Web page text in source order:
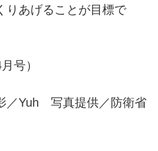
りあげることが目標で
号）
／Yuh 写真提供／防衛省